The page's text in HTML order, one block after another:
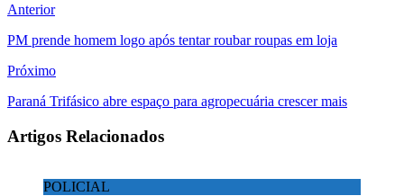
Anterior
PM prende homem logo após tentar roubar roupas em loja
Próximo
Paraná Trifásico abre espaço para agropecuária crescer mais
Artigos Relacionados
POLICIAL